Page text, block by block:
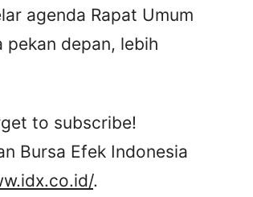
agenda Rapat Umum
pekan depan, lebih
to subscribe!
Bursa Efek Indonesia
.